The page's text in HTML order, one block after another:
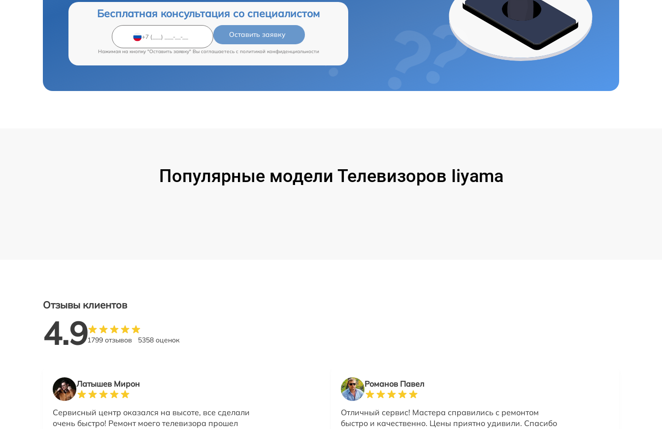
Бесплатная консультация со специалистом
Оставить заявку
Нажимая на кнопку "Оставить заявку" Вы соглашаетесь c политикой конфиденциальности
Популярные модели Телевизоров Iiyama
Отзывы клиентов
4.91799 отзывов 5358 оценок
Латышев Мирон
Сервисный центр оказался на высоте, все сделали
очень быстро! Ремонт моего телевизора прошел
Романов Павел
Отличный сервис! Мастера справились с ремонтом
быстро и качественно. Цены приятно удивили. Спасибо